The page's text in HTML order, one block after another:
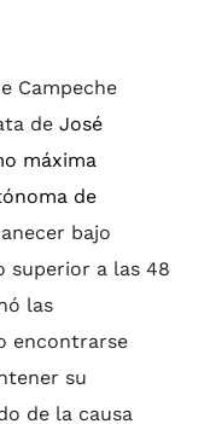
Campeche
de José
máxima
de
bajo
superior a las 48
las
encontrarse
su
de la causa